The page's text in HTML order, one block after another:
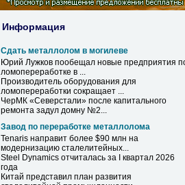
Информация
Сдать металлолом в могилеве
Юрий Лужков пообещал новые предприятия
ломопереработке в ...
Производитель оборудования для
ломопереработки сокращает ...
ЧерМК «Северстали» после капитального
ремонта задул домну №2...
Завод по переработке металлолома
Tenaris направит более $90 млн на
модернизацию сталелитейных...
Steel Dynamics отчиталась за I квартал 2026
года
Китай представил план развития